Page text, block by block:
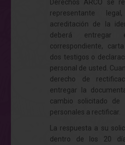
Derechos ARCO se
representante
acreditación de la
deberá entregar
correspondiente,
dos testigos o
personal de usted.
derecho de
entregar la
cambio solicitado
personales a rectificar.
La respuesta a su
dentro de los 20